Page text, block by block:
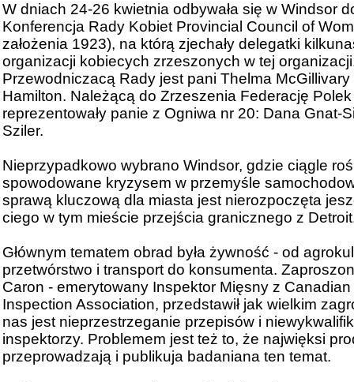
W dniach 24-26 kwietnia odbywała się w Windsor
Konferencja Rady Kobiet Provincial Council of
założenia 1923), na którą zjechały delegatki
organizacji kobiecych zrzeszonych w tej
Przewodniczacą Rady jest pani Thelma
Hamilton. Należącą do Zrzeszenia Federację
reprezentowały panie z Ogniwa nr 20: Dana Gnat-
Sziler.
Nieprzypadkowo wybrano Windsor, gdzie ciągle
spowodowane kryzysem w przemyśle
sprawą kluczową dla miasta jest nierozpoczęta
ciego w tym mieście przejścia granicznego z
Głównym tematem obrad była żywność - od
przetwórstwo i transport do konsumenta.
Caron - emerytowany Inspektor Mięsny z
Inspection Association, przedstawił jak wielkim
nas jest nieprzestrzeganie przepisów i
inspektorzy. Problemem jest też to, że najwięksi
przeprowadzają i publikuja badaniana ten temat.